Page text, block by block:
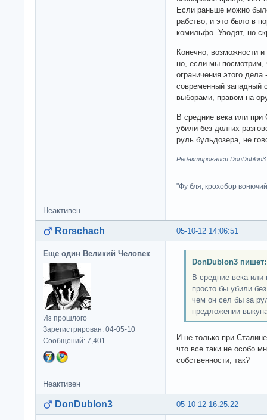
Если раньше можно
рабство, и это было в
комильфо. Уводят, но
Конечно, возможности
но, если мы посмотрим,
ограничения этого
современный западный
выборами, правом на
В средние века или
убили без долгих
руль бульдозера, не
Редактировался
"Фу бля, крохобор
Неактивен
05-10-12 14:06:51
Rorschach
Еще один Великий Человек
Из прошлого
Зарегистрирован: 04-05-10
Сообщений: 7,401
DonDublon3 пишет:
В средние века
просто бы убили
чем он сел бы за
предложении
И не только при
что все таки не особо
собственности, так?
Неактивен
05-10-12 16:25:22
DonDublon3